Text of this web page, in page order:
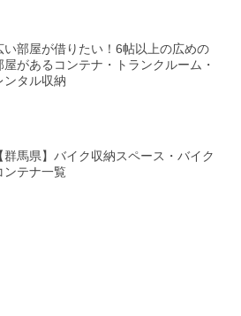
い部屋が借りたい！6帖以上の広めの
屋があるコンテナ・トランクルーム・
ンタル収納
【群馬県】バイク収納スペース・バイク
ンテナ一覧